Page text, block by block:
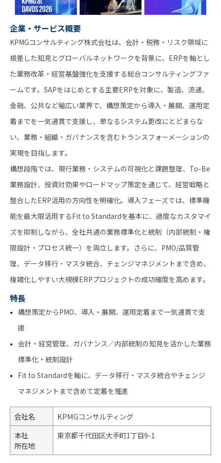
企業・サービス概要
KPMGコンサルティング株式会社は、会計・税務・リスク領域に
根差した知見とグローバルネットワークを背景に、ERPを軸とし
た業務改革・経営基盤強化を支援する総合コンサルティングファ
ームです。SAPをはじめとする主要ERPを対象に、製造、流通、
金融、公共など幅広い業界で、構想策定から導入・展開、運用定
着までを一気通貫で支援し、単なるシステム更改にとどまらな
い、業務・組織・ガバナンスを含むトランスフォーメーションの
実現を目指します。
構想段階では、現行業務・システムの可視化と課題整理、To-Be
業務設計、投資対効果やロードマップ策定を通じて、経営戦略と
整合したERP活用の方向性を明確化。導入フェーズでは、標準機
能を最大限活用するFit to Standardを基本に、過度なカスタマイ
ズを抑制しながら、全社共通の業務標準化と統制（内部統制・権
限設計・プロセス統一）を両立します。さらに、PMO/品質管
理、データ移行・マスタ統合、チェンジマネジメントまで含め、
複雑化しやすい大規模ERPプロジェクトの成功確度を高めます。
特長
構想策定からPMO、導入・展開、運用定着まで一気通貫で支
援
会計・経営管理、ガバナンス／内部統制の知見を活かした業務
標準化・統制設計
Fit to Standardを軸に、データ移行・マスタ統合やチェンジ
マネジメントまで含めて定着を推進
会社名
KPMGコンサルティング
本社
所在地
東京都千代田区大手町1丁目9-1